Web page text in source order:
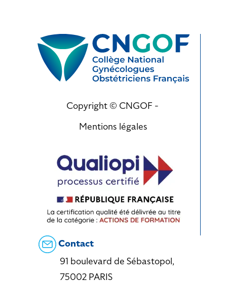
Copyright © CNGOF -
Mentions légales
Contact
91 boulevard de Sébastopol,
75002 PARIS